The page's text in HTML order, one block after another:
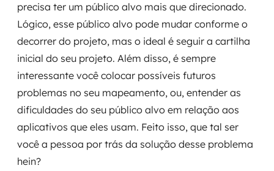
precisa ter um público alvo mais que direcionado.
Lógico, esse público alvo pode mudar conforme o
decorrer do projeto, mas o ideal é seguir a cartilha
inicial do seu projeto. Além disso, é sempre
interessante você colocar possíveis futuros
problemas no seu mapeamento, ou, entender as
dificuldades do seu público alvo em relação aos
aplicativos que eles usam. Feito isso, que tal ser
você a pessoa por trás da solução desse problema
hein?